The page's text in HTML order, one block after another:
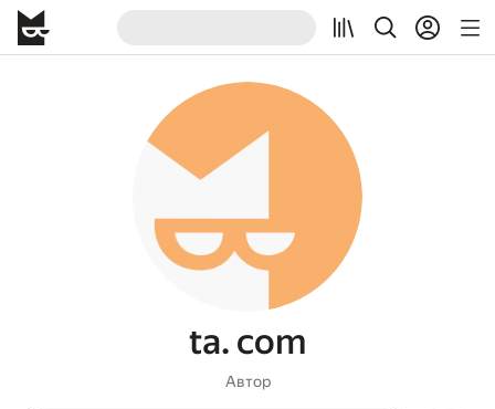
ta. com
Автор